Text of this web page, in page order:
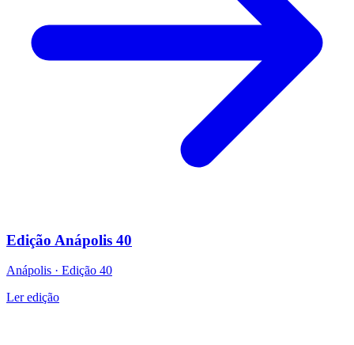
Edição Anápolis 40
Anápolis · Edição 40
Ler edição